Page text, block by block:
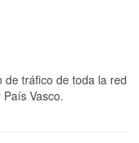
de tráfico de toda la red
Vasco.